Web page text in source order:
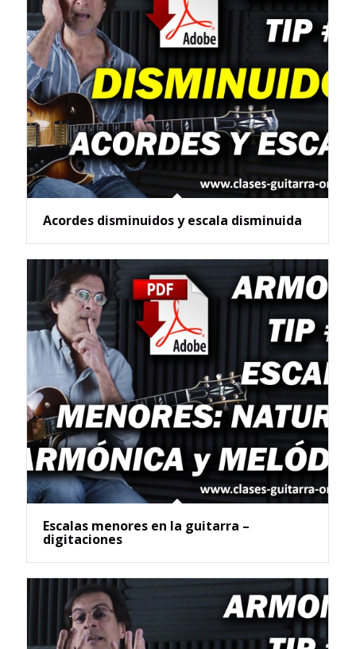
Acordes disminuidos y escala disminuida
Escalas menores en la guitarra –
digitaciones